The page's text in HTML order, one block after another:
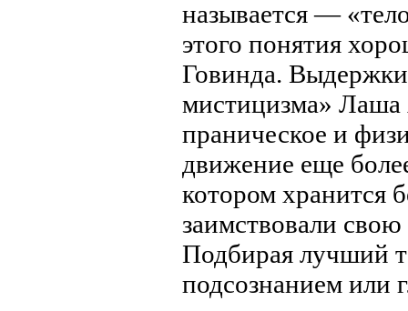
называется —
этого понятия
Говинда.
мистицизма» Лаша
праническое и
движение еще
котором хранится
заимствовали
Подбирая лучший
подсознанием или